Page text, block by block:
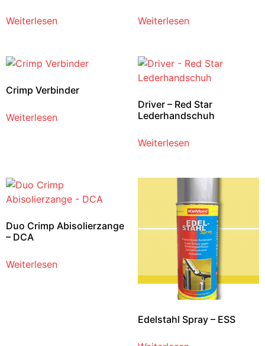
Weiterlesen Weiterlesen
Crimp Verbinder
Weiterlesen
Driver – Red Star
Lederhandschuh
Weiterlesen
Duo Crimp Abisolierzange
– DCA
Weiterlesen
Edelstahl Spray – ESS